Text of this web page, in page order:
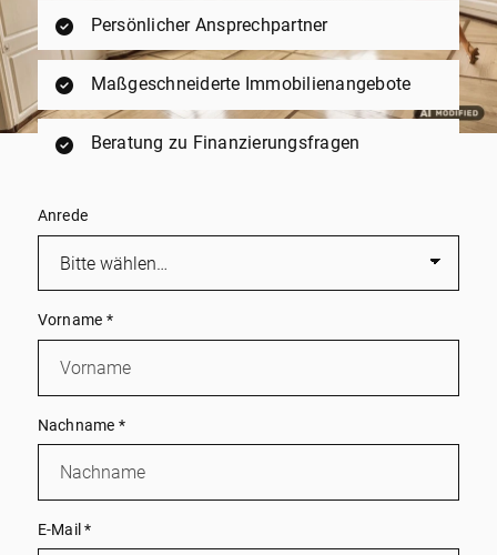
Persönlicher Ansprechpartner
Maßgeschneiderte Immobilienangebote
Beratung zu Finanzierungsfragen
Anrede
Vorname *
Nachname *
E-Mail*